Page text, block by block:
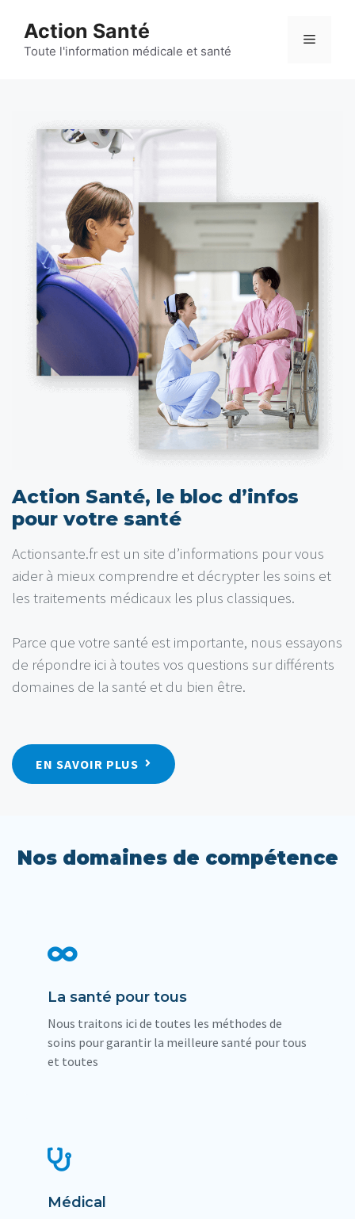
contenu
Action Santé
Toute l'information médicale et santé
Menu
Action Santé, le bloc d’infos
pour votre santé
Actionsante.fr est un site d’informations pour vous
aider à mieux comprendre et décrypter les soins et
les traitements médicaux les plus classiques.
Parce que votre santé est importante, nous essayons
de répondre ici à toutes vos questions sur différents
domaines de la santé et du bien être.
EN SAVOIR PLUS
Nos domaines de compétence
La santé pour tous
Nous traitons ici de toutes les méthodes de
soins pour garantir la meilleure santé pour tous
et toutes
Médical